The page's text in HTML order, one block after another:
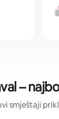
–
smještaji